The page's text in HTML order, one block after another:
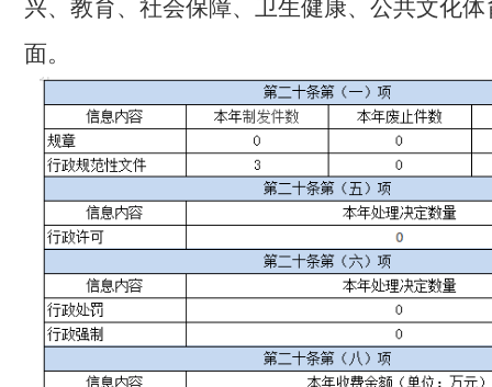
兴、教育、社会保障、卫生健康、公共文化
面。